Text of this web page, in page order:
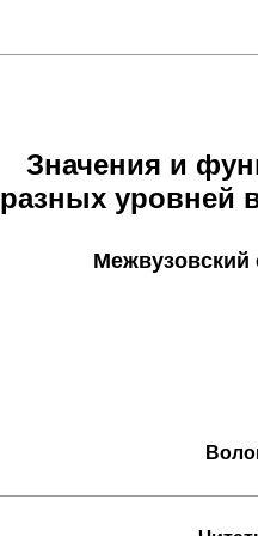
Значения и
разных уровней
Межвузовский